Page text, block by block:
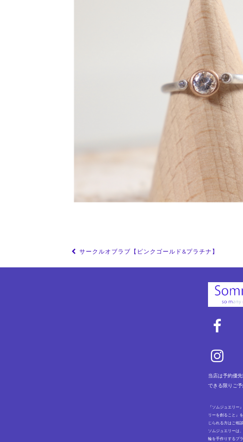
投
稿
サークルオブラブ【ピンクゴールド&プラチナ】
当店は予約優
できる限りご予
『ソムジュエリー
リーを創ること』
じられる方はご相
ソムジュエリーは
輪を手作りするプ